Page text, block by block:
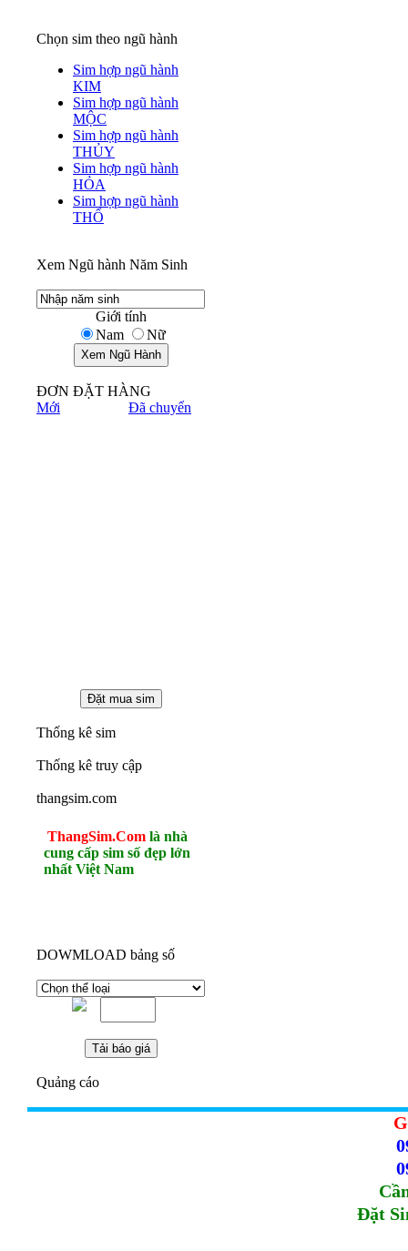
Chọn sim theo ngũ hành
Sim hợp ngũ hành
KIM
Sim hợp ngũ hành
MỘC
Sim hợp ngũ hành
THỦY
Sim hợp ngũ hành
HỎA
Sim hợp ngũ hành
THỔ
Xem Ngũ hành Năm Sinh
Giới tính
Nam
Nữ
ĐƠN ĐẶT HÀNG
Mới
Đã chuyển
Thống kê sim
Thống kê truy cập
thangsim.com
ThangSim.Com là nhà
cung cấp sim số đẹp lớn
nhất Việt Nam
DOWMLOAD bảng số
Quảng cáo
Đặt